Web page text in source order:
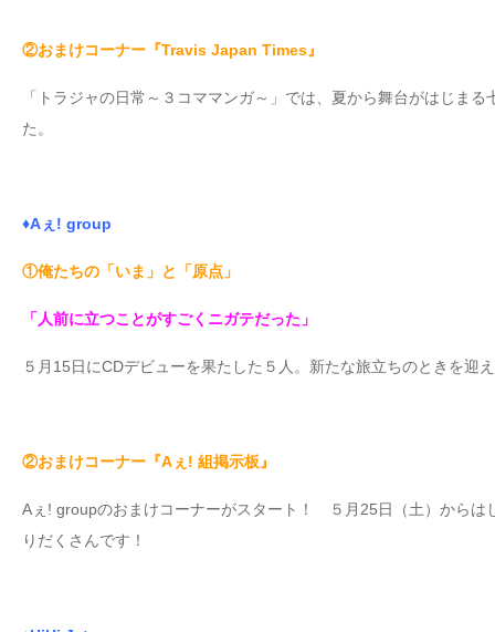
②おまけコーナー『Travis Japan Times』
「トラジャの日常～３コママンガ～」では、夏から舞台がはじま
た。
♦Aぇ! group
①俺たちの「いま」と「原点」
「人前に立つことがすごくニガテだった」
５月15日にCDデビューを果たした５人。新たな旅立ちのときを迎
②おまけコーナー『Aぇ! 組掲示板』
Aぇ! groupのおまけコーナーがスタート！ ５月25日（土）から
りだくさんです！